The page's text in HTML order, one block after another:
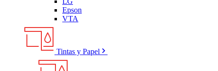
Epson
VTA
Tintas y Papel